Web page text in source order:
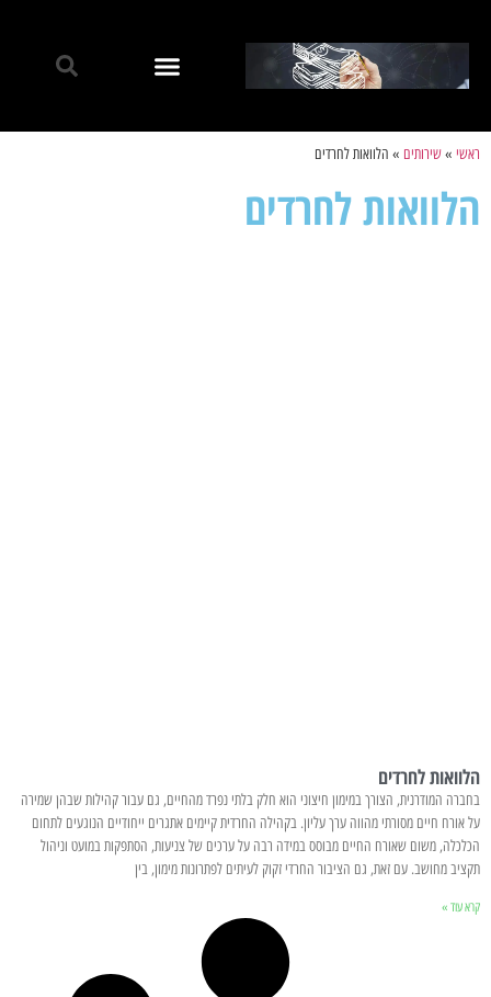
ראשי »שירותים » הלוואות לחרדים
הלוואות לחרדים
הלוואות לחרדים
בחברה המודרנית, הצורך במימון חיצוני הוא חלק בלתי נפרד מהחיים, גם עבור קהילות שבהן שמירה
על אורח חיים מסורתי מהווה ערך עליון. בקהילה החרדית קיימים אתגרים ייחודיים הנוגעים לתחום
הכלכלה, משום שאורח החיים מבוסס במידה רבה על ערכים של צניעות, הסתפקות במועט וניהול
תקציב מחושב. עם זאת, גם הציבור החרדי זקוק לעיתים לפתרונות מימון, בין
קרא עוד »